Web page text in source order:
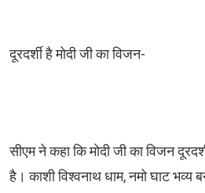
दूरदर्शी है मोदी जी का विजन-
सीएम ने कहा कि मोदी जी का विजन
है। काशी विश्वनाथ धाम, नमो घाट भव्य